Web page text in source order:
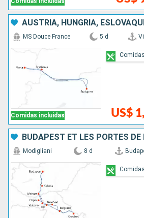
AUSTRIA, HUNGRÍA,
Comidas incluidas
MS Douce France 5 d
US$
BUDAPEST ET LES PORTES DE
Modigliani 8 d